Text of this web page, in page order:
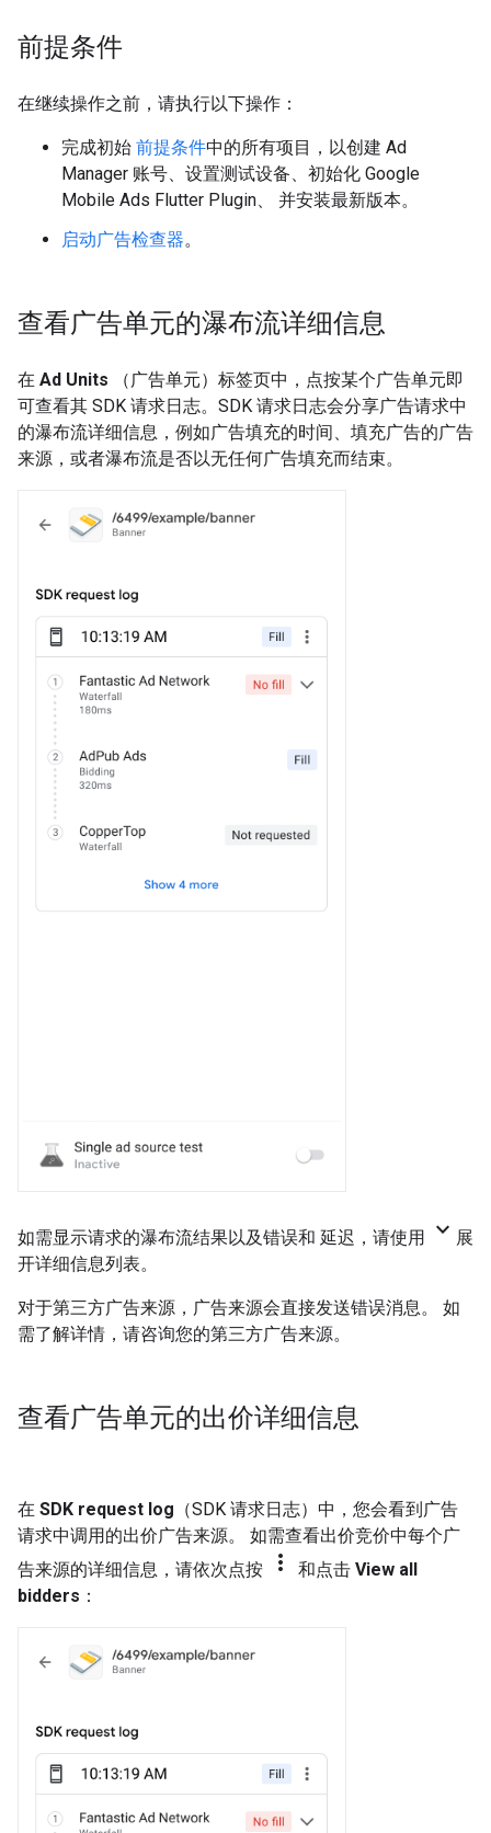
前提条件
在继续操作之前，请执行以下操作：
完成初始 前提条件中的所有项目，以创建 Ad
Manager 账号、设置测试设备、初始化 Google
Mobile Ads Flutter Plugin、 并安装最新版本。
启动广告检查器。
查看广告单元的瀑布流详细信息
在 Ad Units （广告单元）标签页中，点按某个广告单元即
可查看其 SDK 请求日志。SDK 请求日志会分享广告请求中
的瀑布流详细信息，例如广告填充的时间、填充广告的广告
来源，或者瀑布流是否以无任何广告填充而结束。
如需显示请求的瀑布流结果以及错误和 延迟，请使用 keyboard_arrow_down 展
开详细信息列表。
对于第三方广告来源，广告来源会直接发送错误消息。 如
需了解详情，请咨询您的第三方广告来源。
查看广告单元的出价详细信息
在 SDK request log （SDK 请求日志）中，您会看到广告
请求中调用的出价广告来源。 如需查看出价竞价中每个广
告来源的详细信息，请依次点按
more_vert 和点击 View all
bidders ：